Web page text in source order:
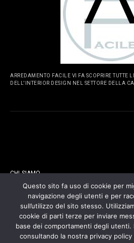
ARREDAMENTO FACILE VI FA SCOPRIRE TUTTE
DELL'INTERIOR DESIGN NEL SETTORE DELLA
CHI SIAMO
CONTATTI
COOKIES POLICY
Questo sito fa uso di cookie per
navigazione degli utenti e per
sull’utilizzo del sito stesso.
cookie di parti terze per inviare
base dei comportamenti degli
consultando la nostra privacy